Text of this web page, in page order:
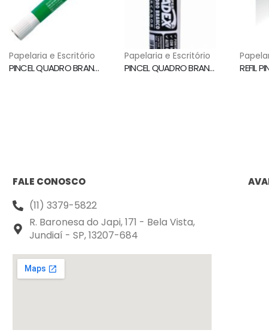
Papelaria e Escritório
PINCEL QUADRO BRANCO WBM7 VERDE PILOT
Papelaria e Escritório
PINCEL QUADRO BRANCO RECARREGAVEL PRETO RADEX
FALE CONOSCO
(11) 3379-5822
R. Baronesa do Japi, 171 - Bela Vista,
Jundiaí - SP, 13207-684